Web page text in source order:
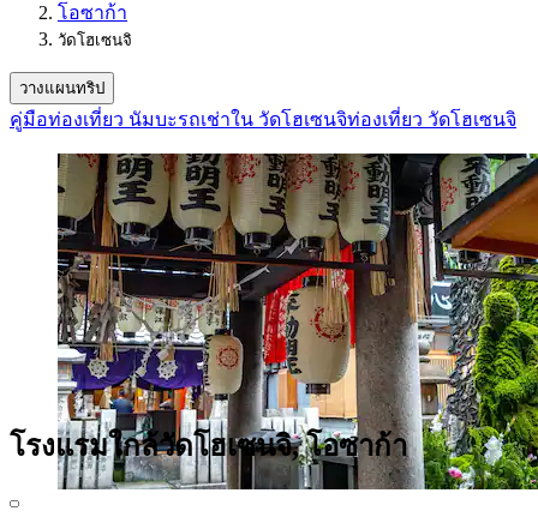
โอซาก้า
วัดโฮเซนจิ
วางแผนทริป
คู่มือท่องเที่ยว นัมบะรถเช่าใน วัดโฮเซนจิท่องเที่ยว วัดโฮเซนจิ
โรงแรมใกล้วัดโฮเซนจิ, โอซาก้า